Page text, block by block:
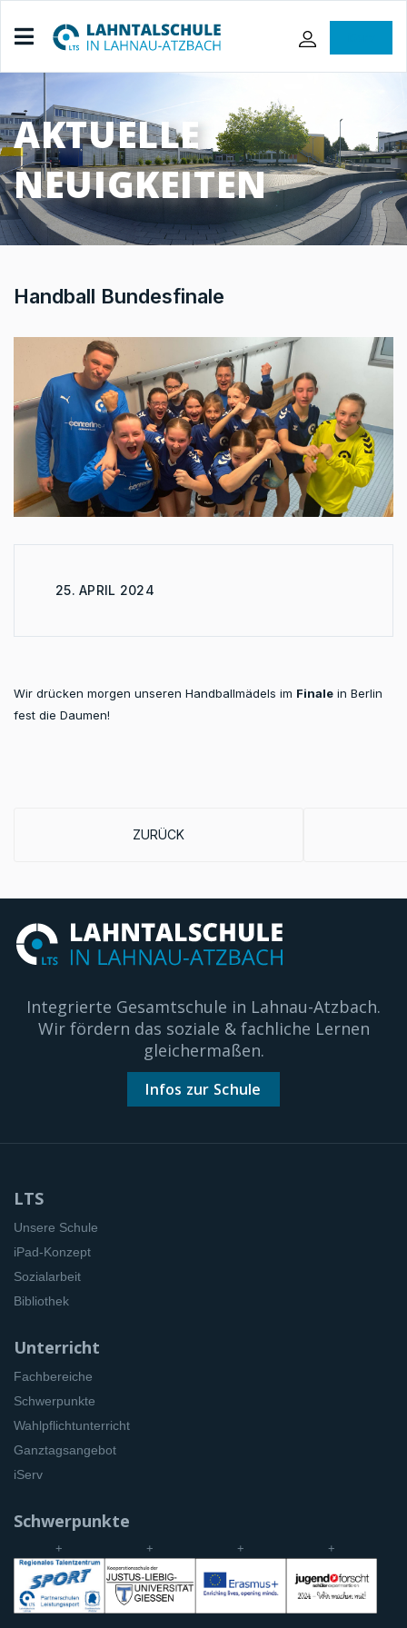
AKTUELLE
NEUIGKEITEN
Handball Bundesfinale
25. APRIL 2024
Wir drücken morgen unseren Handballmädels im Finale in Berlin
fest die Daumen!
VORHERIGER BEITRAG: WIR SIND VIZE!
ZURÜCK
Integrierte Gesamtschule in Lahnau-Atzbach.
Wir fördern das soziale & fachliche Lernen
gleichermaßen.
Infos zur Schule
LTS
Unsere Schule
iPad-Konzept
Sozialarbeit
Bibliothek
Unterricht
Fachbereiche
Schwerpunkte
Wahlpflichtunterricht
Ganztagsangebot
iServ
Schwerpunkte
+ + + +